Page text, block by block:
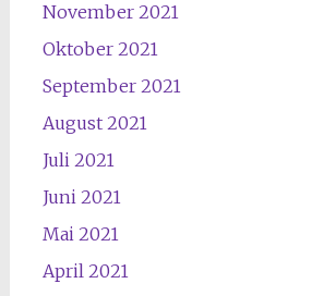
November 2021
Oktober 2021
September 2021
August 2021
Juli 2021
Juni 2021
Mai 2021
April 2021